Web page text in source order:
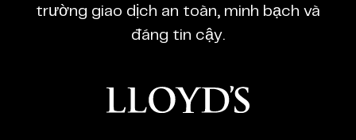
Broker
trường giao dịch an toàn, minh bạch và
đáng tin cậy.